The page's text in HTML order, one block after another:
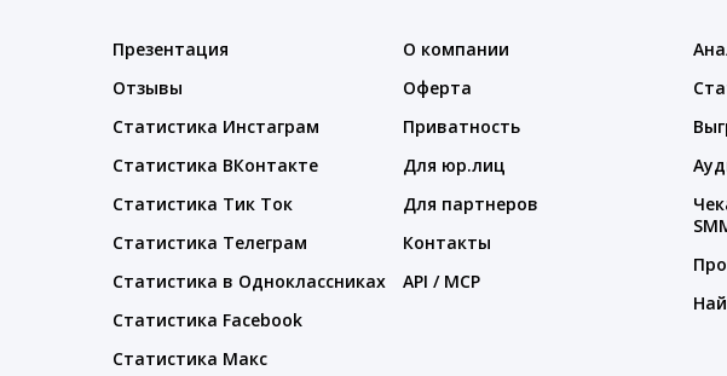
Презентация
Отзывы
Статистика Инстаграм
Статистика ВКонтакте
Статистика Тик Ток
Статистика Телеграм
Статистика в Одноклассниках
Статистика Facebook
Статистика Макс
О компании
Оферта
Приватность
Для юр.лиц
Для партнеров
Контакты
API / MCP